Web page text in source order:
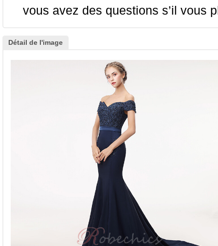
vous avez des questions s’il vous
Détail de l'image